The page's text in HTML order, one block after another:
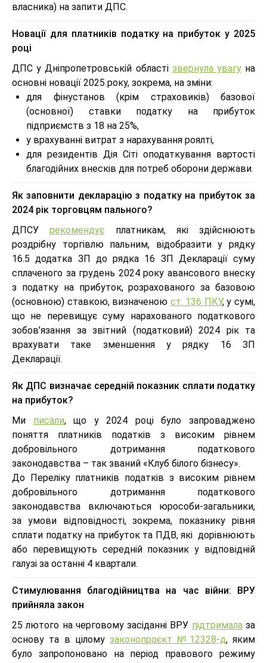
власника) на запити ДПС.
Новації для платників податку на прибуток у 2025
році
ДПС у Дніпропетровській області звернула увагуна
основні новації 2025 року, зокрема, на зміни:
для фінустанов (крім страховиків) базової
(основної) ставки податку на прибуток
підприємств з 18 на 25%,
у врахуванні витрат з нарахування роялті,
для резидентів Дія Сіті оподаткування вартості
благодійних внесків для потреб оборони держави.
Як заповнити декларацію з податку на прибуток за
2024 рік торговцям пального?
ДПСУрекомендує платникам, які здійснюють
роздрібну торгівлю пальним, відобразити у рядку
16.5 додатка ЗП до рядка 16 ЗП Декларації суму
сплаченого за грудень 2024 року авансового внеску
з податку на прибуток, розрахованого за базовою
(основною) ставкою, визначеною ст. 136 ПКУ, у сумі,
що не перевищує суму нарахованого податкового
зобов’язання за звітний (податковий) 2024 рік та
врахувати таке зменшення у рядку 16 ЗП
Декларації.
Як ДПС визначає середній показник сплати податку
на прибуток?
Ми писали, що у 2024 році було запроваджено
поняття платників податків з високим рівнем
добровільного дотримання податкового
законодавства – так званий «Клуб білого бізнесу».
До Переліку платників податків з високим рівнем
добровільного дотримання податкового
законодавства включаються юрособи-загальники,
за умови відповідності, зокрема, показнику рівня
сплати податку на прибуток та ПДВ, які дорівнюють
або перевищують середній показник у відповідній
галузі за останні 4 квартали.
Стимулювання благодійництва на час війни: ВРУ
прийняла закон
25 лютого на черговому засіданні ВРУ підтрималаза
основу та в ціломузаконопроєкт №12328-д, яким
було запропоновано на період правового режиму